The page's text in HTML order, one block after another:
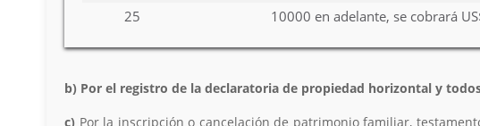
25
10000 en adelante, se cobrará
b) Por el registro de la declaratoria de propiedad horizontal y
c) Por la inscripción o cancelación de patrimonio familiar,